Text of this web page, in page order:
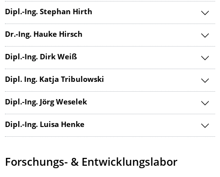
Dipl.-Ing. Stephan Hirth
Dr.-Ing. Hauke Hirsch
Dipl.-Ing. Dirk Weiß
Dipl. Ing. Katja Tribulowski
Dipl.-Ing. Jörg Weselek
Dipl.-Ing. Luisa Henke
Forschungs- & Entwicklungslabor